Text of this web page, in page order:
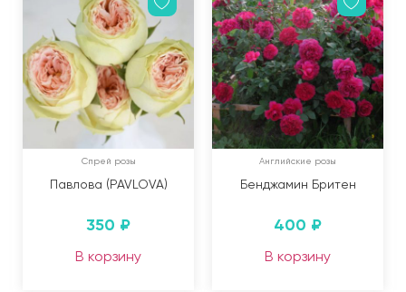
Спрей розы
Павлова (PAVLOVA)
350 ₽
В корзину
Английские розы
Бенджамин Бритен
400 ₽
В корзину